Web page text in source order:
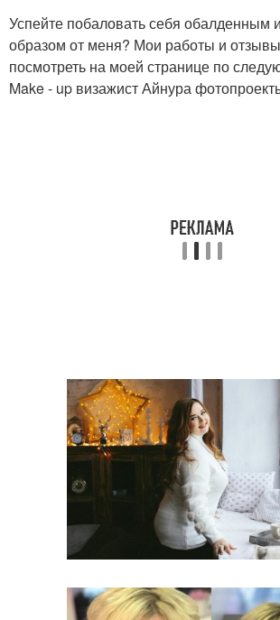
Успейте побаловать себя обалденным
образом от меня? Мои работы и
посмотреть на моей странице по
Make - up визажист Айнура